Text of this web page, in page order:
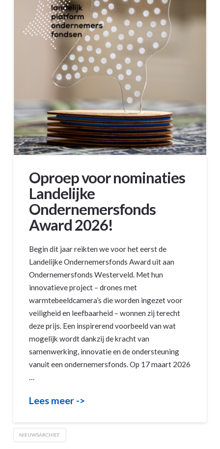
Oproep voor nominaties
Landelijke
Ondernemersfonds
Award 2026!
Begin dit jaar reikten we voor het eerst de
Landelijke Ondernemersfonds Award uit aan
Ondernemersfonds Westerveld. Met hun
innovatieve project – drones met
warmtebeeldcamera’s die worden ingezet voor
veiligheid en leefbaarheid – wonnen zij terecht
deze prijs. Een inspirerend voorbeeld van wat
mogelijk wordt dankzij de kracht van
samenwerking, innovatie en de ondersteuning
vanuit een ondernemersfonds. Op 17 maart 2026
…
Lees meer ->
NIEUWSARCHIEF